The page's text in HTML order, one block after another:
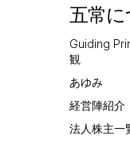
五常
Guiding
観
あゆみ
経営陣紹介
法人株主一